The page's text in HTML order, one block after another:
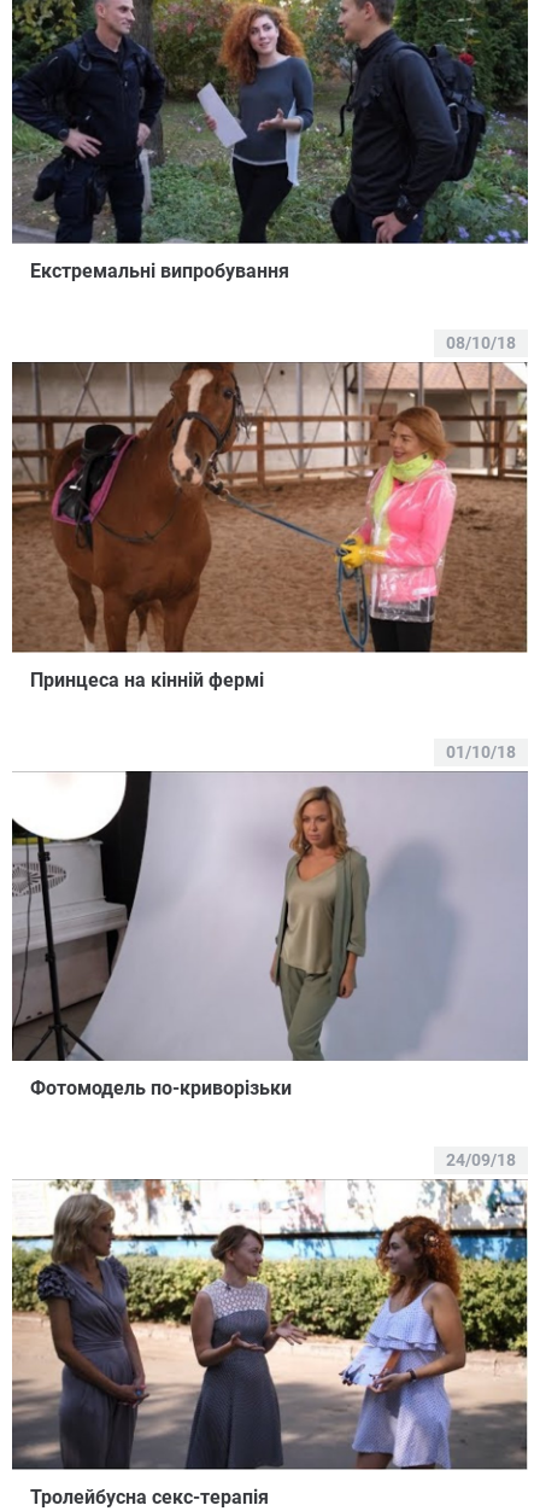
Екстремальні випробування
08/10/18
Принцеса на кінній фермі
01/10/18
Фотомодель по-криворізьки
24/09/18
Тролейбусна секс-терапія